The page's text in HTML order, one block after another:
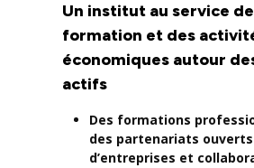
Un institut au service
formation et des
économiques autour
actifs
Des formations
des partenariats
d’entreprises et